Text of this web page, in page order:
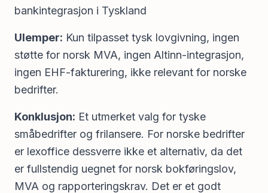
bankintegrasjon i Tyskland
Ulemper: Kun tilpasset tysk lovgivning, ingen
støtte for norsk MVA, ingen Altinn-integrasjon,
ingen EHF-fakturering, ikke relevant for norske
bedrifter.
Konklusjon: Et utmerket valg for tyske
småbedrifter og frilansere. For norske bedrifter
er lexoffice dessverre ikke et alternativ, da det
er fullstendig uegnet for norsk bokføringslov,
MVA og rapporteringskrav. Det er et godt